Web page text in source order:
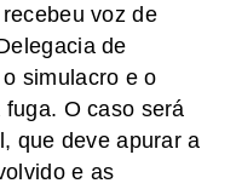
voz de
de
simulacro e o
O caso será
que deve apurar a
e as